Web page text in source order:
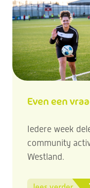
Even een
Iedere week
community
Westland.